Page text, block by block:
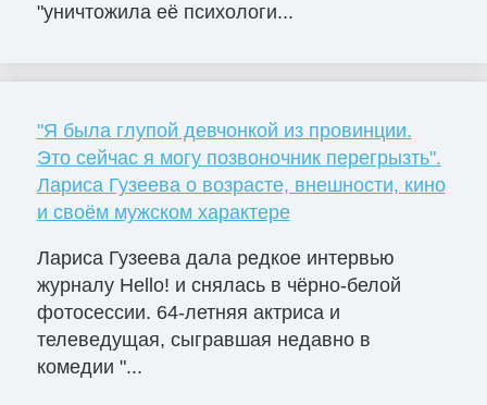
"уничтожила её психологи...
"Я была глупой девчонкой из провинции.
Это сейчас я могу позвоночник перегрызть".
Лариса Гузеева о возрасте, внешности, кино
и своём мужском характере
Лариса Гузеева дала редкое интервью
журналу Hello! и снялась в чёрно-белой
фотосессии. 64-летняя актриса и
телеведущая, сыгравшая недавно в
комедии "...